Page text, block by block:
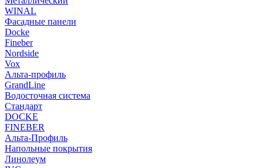
WINAL
Фасадные панели
Docke
Fineber
Nordside
Vox
Альта-профиль
GrandLine
Водосточная система
Стандарт
DOCKE
FINEBER
Альта-Профиль
Напольные покрытия
Линолеум